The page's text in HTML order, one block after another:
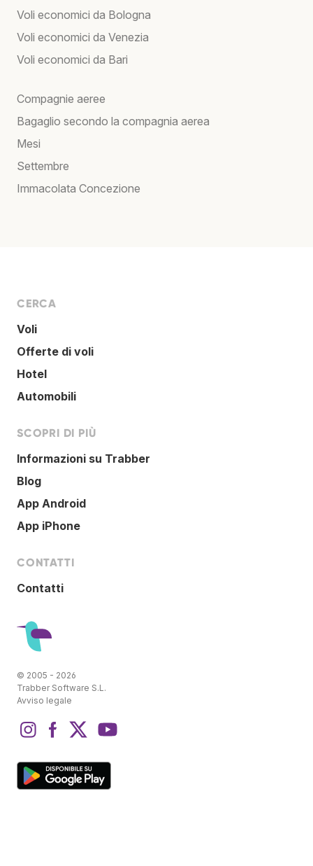
Voli economici da Bologna
Voli economici da Venezia
Voli economici da Bari
Compagnie aeree
Bagaglio secondo la compagnia aerea
Mesi
Settembre
Immacolata Concezione
CERCA
Voli
Offerte di voli
Hotel
Automobili
SCOPRI DI PIÙ
Informazioni su Trabber
Blog
App Android
App iPhone
CONTATTI
Contatti
© 2005 - 2026
Trabber Software S.L.
Avviso legale